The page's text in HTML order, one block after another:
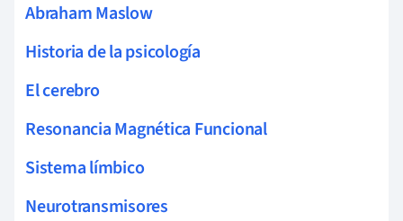
Abraham Maslow
Historia de la psicología
El cerebro
Resonancia Magnética Funcional
Sistema límbico
Neurotransmisores